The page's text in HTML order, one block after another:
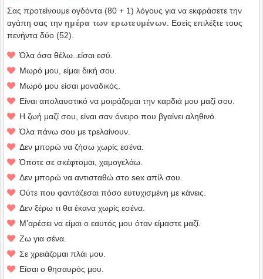
Σας προτείνουμε ογδόντα (80 + 1) λόγους για να εκφράσετε την
αγάπη σας την ημέρα των ερωτευμένων . Εσείς επιλέξτε τους
πενήντα δύο (52).
Όλα όσα θέλω..είσαι εσύ.
Μωρό μου, είμαι δική σου.
Μωρό μου είσαι μοναδικός.
Είναι απολαυστικό να μοιράζομαι την καρδιά μου μαζί σου.
Η ζωή μαζί σου, είναι σαν όνειρο που βγαίνει αληθινό.
Όλα πάνω σου με τρελαίνουν.
Δεν μπορώ να ζήσω χωρίς εσένα.
Όποτε σε σκέφτομαι, χαμογελάω.
Δεν μπορώ να αντισταθώ στο sex απίλ σου.
Ούτε που φαντάζεσαι πόσο ευτυχισμένη με κάνεις.
Δεν ξέρω τι θα έκανα χωρίς εσένα.
Μ’αρέσει να είμαι ο εαυτός μου όταν είμαστε μαζί.
Ζω για σένα.
Σε χρειάζομαι πλάι μου.
Είσαι ο θησαυρός μου.